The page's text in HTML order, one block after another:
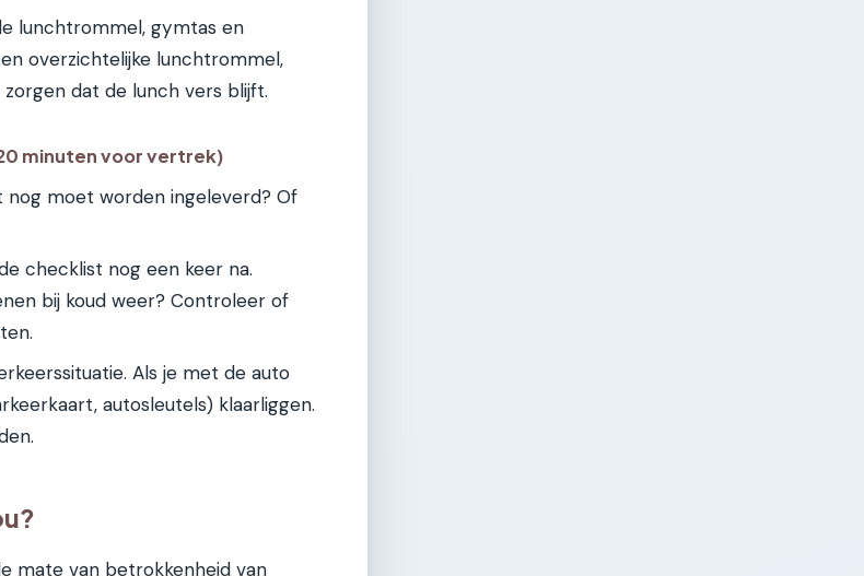
lunchtrommel, gymtas en
overzichtelijke lunchtrommel,
dat de lunch vers blijft.
minuten voor vertrek)
nog moet worden ingeleverd? Of
checklist nog een keer na.
bij koud weer? Controleer of
Als je met de auto
autosleutels) klaarliggen.
mate van betrokkenheid van